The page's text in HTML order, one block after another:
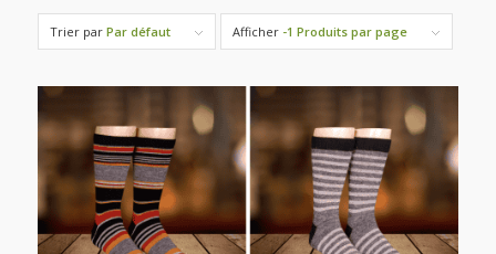
Trier par Par défaut Afficher -1 Produits par page